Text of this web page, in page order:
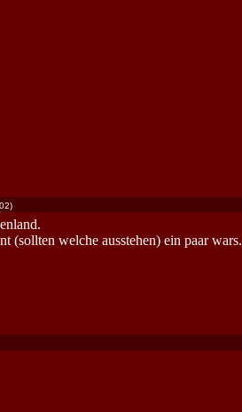
(sollten welche ausstehen) ein paar wars.